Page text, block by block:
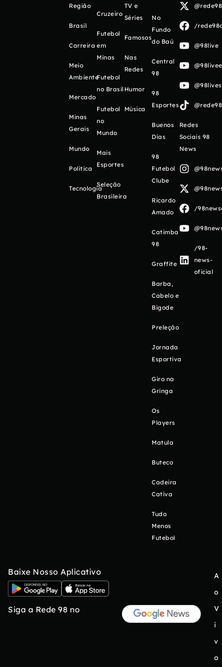
Região
Brasil
Carreira
Meio
Ambiente
Mercado
Minas
Gerais
Mundo
Política
Tecnologia
Cruzeiro
Futebol
em
Minas
Futebol
no Brasil
Futebol
no
Mundo
Mais
Esportes
Seleção
Brasileira
TV e
Séries
Famosos
Nas
Redes
Humor
Música
No
Fundo
do Baú
Central
98
98
Esportes
Buenos
Días
98
Futebol
Clube
Ricardo
Amado
Catimba
98
Graffite
Barba,
Cabelo e
Bigode
Preleção
Jornada
Esportiva
Giro na
Gringa
Os
Players
Matula
Buteco
Cadeira
Cativa
Tudo
Menos
Futebol
/
@98live
Redes
Sociais 98
News
/
/98-
news-
oficial
Baixe Nosso Aplicativo
Siga a Rede 98 no
A
o
V
i
v
o